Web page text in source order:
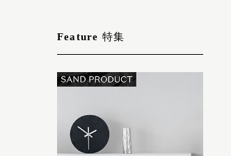
Feature 特集